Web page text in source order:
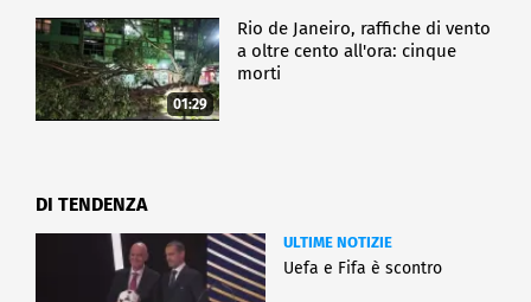
01:29
Rio de Janeiro, raffiche di vento
a oltre cento all'ora: cinque
morti
DI TENDENZA
ULTIME NOTIZIE
Uefa e Fifa è scontro